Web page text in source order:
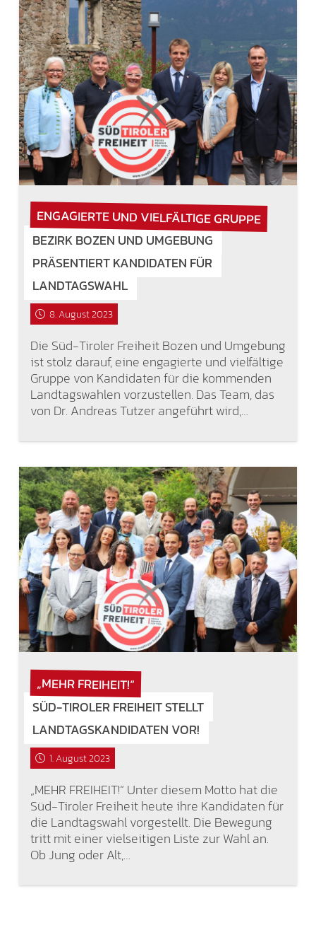
ENGAGIERTE UND VIELFÄLTIGE GRUPPE
BEZIRK BOZEN UND UMGEBUNG
PRÄSENTIERT KANDIDATEN FÜR
LANDTAGSWAHL
8. August 2023
Die Süd-Tiroler Freiheit Bozen und Umgebung
ist stolz darauf, eine engagierte und vielfältige
Gruppe von Kandidaten für die kommenden
Landtagswahlen vorzustellen. Das Team, das
von Dr. Andreas Tutzer angeführt wird,…
„MEHR FREIHEIT!“
SÜD-TIROLER FREIHEIT STELLT
LANDTAGSKANDIDATEN VOR!
1. August 2023
„MEHR FREIHEIT!“ Unter diesem Motto hat die
Süd-Tiroler Freiheit heute ihre Kandidaten für
die Landtagswahl vorgestellt. Die Bewegung
tritt mit einer vielseitigen Liste zur Wahl an.
Ob Jung oder Alt,…